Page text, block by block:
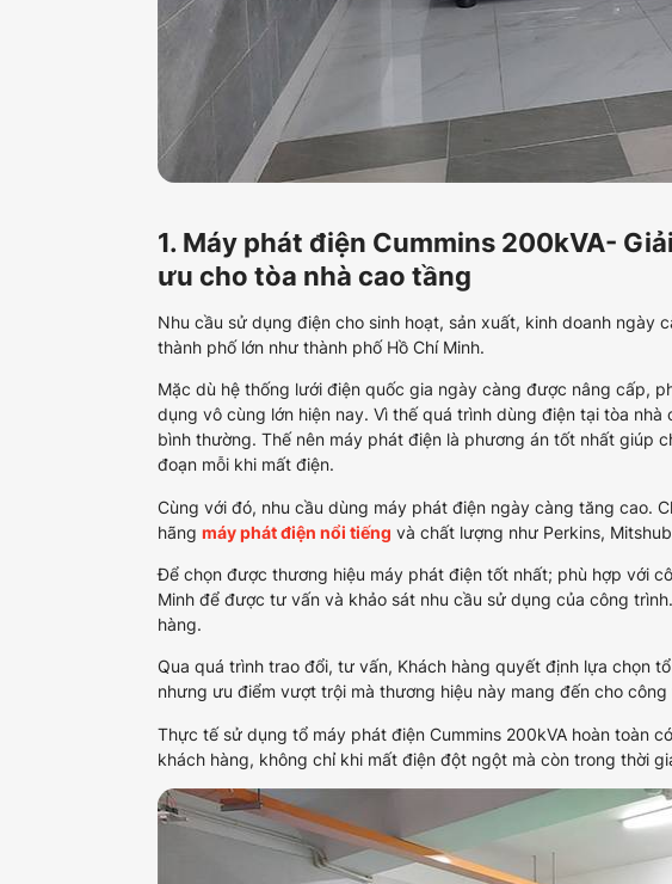
1. Máy phát điện Cummins 200kVA-
ưu cho tòa nhà cao tầng
Nhu cầu sử dụng điện cho sinh hoạt, sản xuất, kinh doanh
thành phố lớn như thành phố Hồ Chí Minh.
Mặc dù hệ thống lưới điện quốc gia ngày càng được nâng cấp,
dụng vô cùng lớn hiện nay. Vì thế quá trình dùng điện tại tòa
bình thường. Thế nên máy phát điện là phương án tốt nhất giúp
đoạn mỗi khi mất điện.
Cùng với đó, nhu cầu dùng máy phát điện ngày càng tăng cao.
hãng máy phát điện nổi tiếng và chất lượng như Perkins,
Để chọn được thương hiệu máy phát điện tốt nhất; phù hợp với
Minh để được tư vấn và khảo sát nhu cầu sử dụng của công
hàng.
Qua quá trình trao đổi, tư vấn, Khách hàng quyết định lựa chọn
nhưng ưu điểm vượt trội mà thương hiệu này mang đến cho công
Thực tế sử dụng tổ máy phát điện Cummins 200kVA hoàn toàn
khách hàng, không chỉ khi mất điện đột ngột mà còn trong thời